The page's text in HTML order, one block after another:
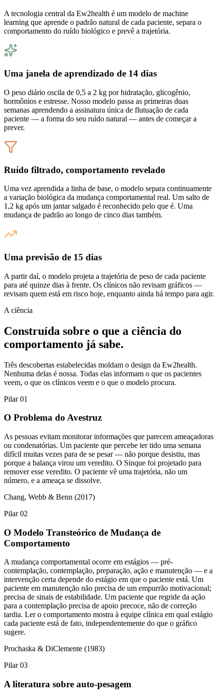
A tecnologia central da Ew2health é um modelo de machine
learning que aprende o padrão natural de cada paciente, separa o
comportamento do ruído biológico e prevê a trajetória.
Uma janela de aprendizado de 14 dias
O peso diário oscila de 0,5 a 2 kg por hidratação, glicogênio,
hormônios e estresse. Nosso modelo passa as primeiras duas
semanas aprendendo a assinatura única de flutuação de cada
paciente — a forma do seu ruído natural — antes de começar a
prever.
Ruído filtrado, comportamento revelado
Uma vez aprendida a linha de base, o modelo separa continuamente
a variação biológica da mudança comportamental real. Um salto de
1,2 kg após um jantar salgado é reconhecido pelo que é. Uma
mudança de padrão ao longo de cinco dias também.
Uma previsão de 15 dias
A partir daí, o modelo projeta a trajetória de peso de cada paciente
para até quinze dias à frente. Os clínicos não revisam gráficos —
revisam quem está em risco hoje, enquanto ainda há tempo para agir.
A ciência
Construída sobre o que a ciência do
comportamento já sabe.
Três descobertas estabelecidas moldam o design da Ew2health.
Nenhuma delas é nossa. Todas elas informam o que os pacientes
veem, o que os clínicos veem e o que o modelo procura.
Pilar 01
O Problema do Avestruz
As pessoas evitam monitorar informações que parecem ameaçadoras
ou condenatórias. Um paciente que percebe ter tido uma semana
difícil muitas vezes para de se pesar — não porque desistiu, mas
porque a balança virou um veredito. O Sinque foi projetado para
remover esse veredito. O paciente vê uma trajetória, não um
número, e a ameaça se dissolve.
Chang, Webb & Benn (2017)
Pilar 02
O Modelo Transteórico de Mudança de
Comportamento
A mudança comportamental ocorre em estágios — pré-
contemplação, contemplação, preparação, ação e manutenção — e a
intervenção certa depende do estágio em que o paciente está. Um
paciente em manutenção não precisa de um empurrão motivacional;
precisa de sinais de estabilidade. Um paciente que regride da ação
para a contemplação precisa de apoio precoce, não de correção
tardia. Ler o comportamento mostra à equipe clínica em qual estágio
cada paciente está de fato, independentemente do que o gráfico
sugere.
Prochaska & DiClemente (1983)
Pilar 03
A literatura sobre auto-pesagem